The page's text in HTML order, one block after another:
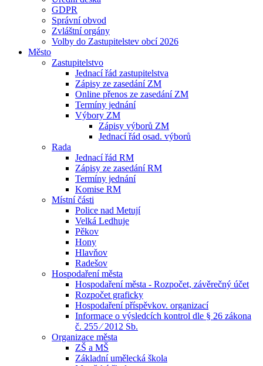
GDPR
Správní obvod
Zvláštní orgány
Volby do Zastupitelstev obcí 2026
Město
Zastupitelstvo
Jednací řád zastupitelstva
Zápisy ze zasedání ZM
Online přenos ze zasedání ZM
Termíny jednání
Výbory ZM
Zápisy výborů ZM
Jednací řád osad. výborů
Rada
Jednací řád RM
Zápisy ze zasedání RM
Termíny jednání
Komise RM
Místní části
Police nad Metují
Velká Ledhuje
Pěkov
Hony
Hlavňov
Radešov
Hospodaření města
Hospodaření města - Rozpočet, závěrečný účet
Rozpočet graficky
Hospodaření příspěvkov. organizací
Informace o výsledcích kontrol dle § 26 zákona
č. 255 ⁄ 2012 Sb.
Organizace města
ZŠ a MŠ
Základní umělecká škola